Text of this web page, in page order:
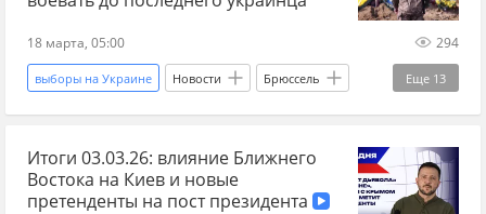
президентские выборы ситуация на Украине
18 марта, 05:00 294
Еще 13
выборы на Украине Новости Брюссель
Украина Россия Суслов
Владимир Зеленский Украина.ру выборы
Главные новости главное Фридрих Мерц
Итоги 03.03.26: влияние Ближнего
Востока на Киев и новые
претенденты на пост президента